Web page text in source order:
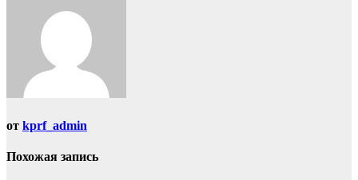
от kprf_admin
Похожая запись